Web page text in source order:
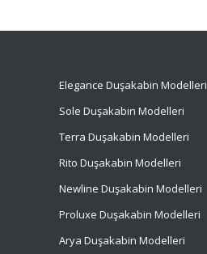
Elegance Duşakabin Modelleri
Sole Duşakabin Modelleri
Terra Duşakabin Modelleri
Rito Duşakabin Modelleri
Newline Duşakabin Modelleri
Proluxe Duşakabin Modelleri
Arya Duşakabin Modelleri